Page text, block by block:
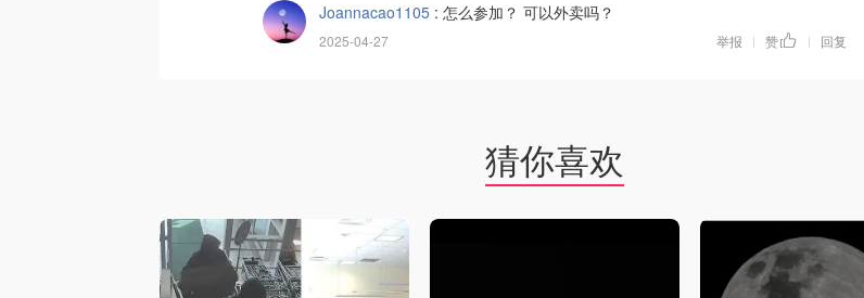
Joannacao1105 : 怎么参加？ 可以外卖吗？
2025-04-27 举报 | 赞 | 回复
猜你喜欢